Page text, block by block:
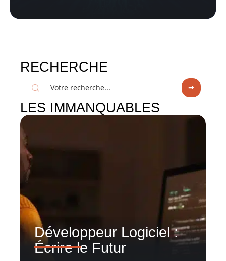
RECHERCHE
LES IMMANQUABLES
Développeur Logiciel :
Écrire le Futur